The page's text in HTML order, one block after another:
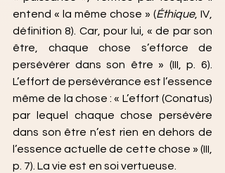
entend « la même chose » (Éthique, IV,
définition 8). Car, pour lui, « de par son
être, chaque chose s’efforce de
persévérer dans son être » (III, p. 6).
L’effort de persévérance est l’essence
même de la chose : « L’effort (Conatus)
par lequel chaque chose persévère
dans son être n’est rien en dehors de
l’essence actuelle de cette chose » (III,
p. 7). La vie est en soi vertueuse.